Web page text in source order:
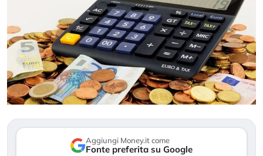
Aggiungi Money.it come
Fonte preferita su Google